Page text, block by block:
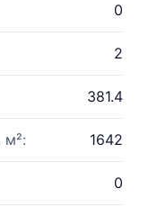
0
2
381.4
м²: 1642
0